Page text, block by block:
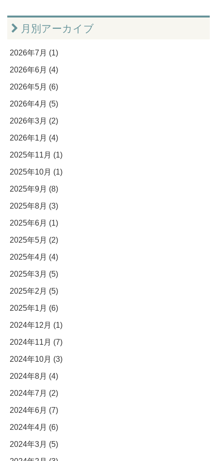
月別アーカイブ
2026年7月 (1)
2026年6月 (4)
2026年5月 (6)
2026年4月 (5)
2026年3月 (2)
2026年1月 (4)
2025年11月 (1)
2025年10月 (1)
2025年9月 (8)
2025年8月 (3)
2025年6月 (1)
2025年5月 (2)
2025年4月 (4)
2025年3月 (5)
2025年2月 (5)
2025年1月 (6)
2024年12月 (1)
2024年11月 (7)
2024年10月 (3)
2024年8月 (4)
2024年7月 (2)
2024年6月 (7)
2024年4月 (6)
2024年3月 (5)